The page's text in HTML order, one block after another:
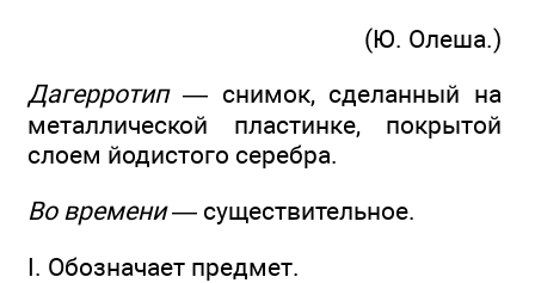
(Ю. Олеша.)
Дагерротип— снимок, сделанный на
металлической пластинке, покрытой
слоем йодистого серебра.
Во времени— существительное.
I. Обозначает предмет.